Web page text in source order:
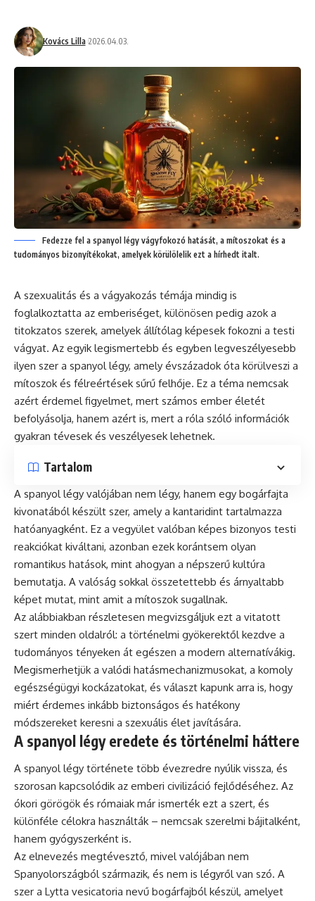
Kovács Lilla 2026.04.03.
Fedezze fel a spanyol légy vágyfokozó hatását, a mítoszokat és a
tudományos bizonyítékokat, amelyek körülölelik ezt a hírhedt italt.
A szexualitás és a vágyakozás témája mindig is
foglalkoztatta az emberiséget, különösen pedig azok a
titokzatos szerek, amelyek állítólag képesek fokozni a testi
vágyat. Az egyik legismertebb és egyben legveszélyesebb
ilyen szer a spanyol légy, amely évszázadok óta körülveszi a
mítoszok és félreértések sűrű felhője. Ez a téma nemcsak
azért érdemel figyelmet, mert számos ember életét
befolyásolja, hanem azért is, mert a róla szóló információk
gyakran tévesek és veszélyesek lehetnek.
Tartalom
A spanyol légy valójában nem légy, hanem egy bogárfajta
kivonatából készült szer, amely a kantaridint tartalmazza
hatóanyagként. Ez a vegyület valóban képes bizonyos testi
reakciókat kiváltani, azonban ezek korántsem olyan
romantikus hatások, mint ahogyan a népszerű kultúra
bemutatja. A valóság sokkal összetettebb és árnyaltabb
képet mutat, mint amit a mítoszok sugallnak.
Az alábbiakban részletesen megvizsgáljuk ezt a vitatott
szert minden oldalról: a történelmi gyökerektől kezdve a
tudományos tényeken át egészen a modern alternatívákig.
Megismerhetjük a valódi hatásmechanizmusokat, a komoly
egészségügyi kockázatokat, és választ kapunk arra is, hogy
miért érdemes inkább biztonságos és hatékony
módszereket keresni a szexuális élet javítására.
A spanyol légy eredete és történelmi háttere
A spanyol légy története több évezredre nyúlik vissza, és
szorosan kapcsolódik az emberi civilizáció fejlődéséhez. Az
ókori görögök és rómaiak már ismerték ezt a szert, és
különféle célokra használták – nemcsak szerelmi bájitalként,
hanem gyógyszerként is.
Az elnevezés megtévesztő, mivel valójában nem
Spanyolországból származik, és nem is légyről van szó. A
szer a Lytta vesicatoria nevű bogárfajból készül, amelyet